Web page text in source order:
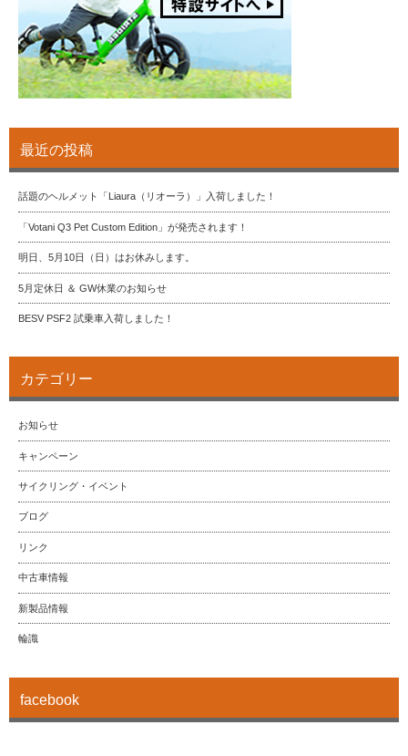
最近の投稿
話題のヘルメット「Liaura（リオーラ）」入荷しました！
「Votani Q3 Pet Custom Edition」が発売されます！
明日、5月10日（日）はお休みします。
5月定休日 ＆ GW休業のお知らせ
BESV PSF2 試乗車入荷しました！
カテゴリー
お知らせ
キャンペーン
サイクリング・イベント
ブログ
リンク
中古車情報
新製品情報
輪識
facebook